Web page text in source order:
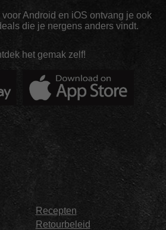
Android en iOS ontvang je ook
die je nergens anders vindt.
het gemak zelf!
Recepten
Retourbeleid